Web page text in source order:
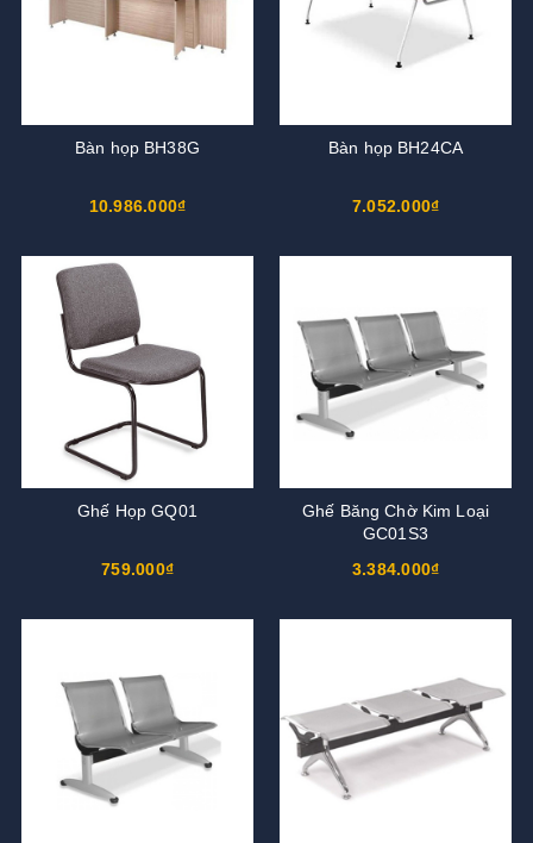
Bàn họp BH38G
10.986.000₫
Bàn họp BH24CA
7.052.000₫
Ghế Họp GQ01
759.000₫
Ghế Băng Chờ Kim Loại
GC01S3
3.384.000₫